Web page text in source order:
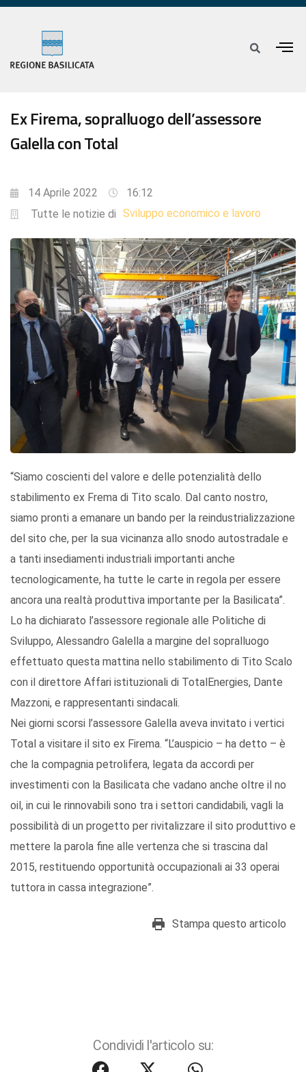
Ex Firema, sopralluogo dell’assessore
Galella con Total
14 Aprile 2022
16:12
Tutte le notizie di Sviluppo economico e lavoro
“Siamo coscienti del valore e delle potenzialità dello
stabilimento ex Frema di Tito scalo. Dal canto nostro,
siamo pronti a emanare un bando per la reindustrializzazione
del sito che, per la sua vicinanza allo snodo autostradale e
a tanti insediamenti industriali importanti anche
tecnologicamente, ha tutte le carte in regola per essere
ancora una realtà produttiva importante per la Basilicata”.
Lo ha dichiarato l’assessore regionale alle Politiche di
Sviluppo, Alessandro Galella a margine del sopralluogo
effettuato questa mattina nello stabilimento di Tito Scalo
con il direttore Affari istituzionali di TotalEnergies, Dante
Mazzoni, e rappresentanti sindacali.
Nei giorni scorsi l’assessore Galella aveva invitato i vertici
Total a visitare il sito ex Firema. “L’auspicio – ha detto – è
che la compagnia petrolifera, legata da accordi per
investimenti con la Basilicata che vadano anche oltre il no
oil, in cui le rinnovabili sono tra i settori candidabili, vagli la
possibilità di un progetto per rivitalizzare il sito produttivo e
mettere la parola fine alle vertenza che si trascina dal
2015, restituendo opportunità occupazionali ai 33 operai
tuttora in cassa integrazione”.
Stampa questo articolo
Condividi l'articolo su: